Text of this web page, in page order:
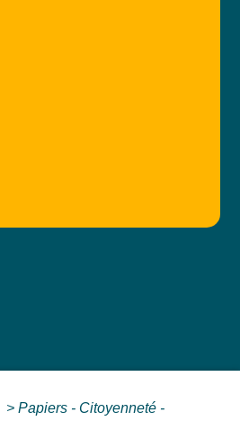
> Papiers - Citoyenneté -